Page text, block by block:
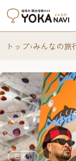
トップ›みんなの旅
日帰り